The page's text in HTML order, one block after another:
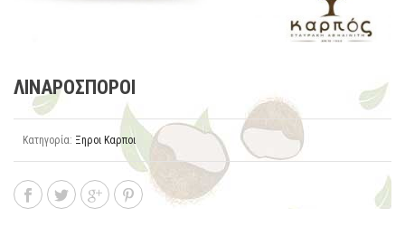
ΛΙΝΑΡΟΣΠΟΡΟΙ
Κατηγορία: Ξηροι Καρποι